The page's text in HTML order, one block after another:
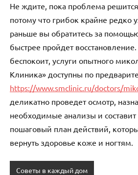
Не ждите, пока проблема
потому что грибок крайне редко
раньше вы обратитесь за
быстрее пройдет восстановление.
беспокоит, услуги опытного
Клиника» доступны по
https://www.smclinic.ru/doctors/
деликатно проведет осмотр,
необходимые анализы и
пошаговый план действий,
вернуть здоровье коже и ногтям.
Советы в каждый дом